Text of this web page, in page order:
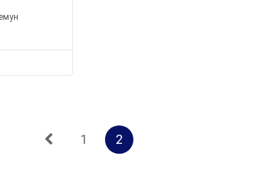
1 2